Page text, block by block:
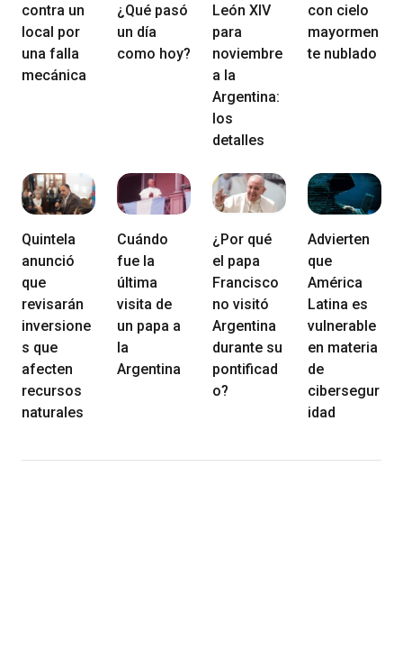
contra un
local por
una falla
mecánica
¿Qué pasó
un día
como hoy?
León XIV
para
noviembre
a la
Argentina:
los
detalles
con cielo
mayormen
te nublado
Quintela
anunció
que
revisarán
inversione
s que
afecten
recursos
naturales
Cuándo
fue la
última
visita de
un papa a
la
Argentina
¿Por qué
el papa
Francisco
no visitó
Argentina
durante su
pontificad
o?
Advierten
que
América
Latina es
vulnerable
en materia
de
cibersegur
idad